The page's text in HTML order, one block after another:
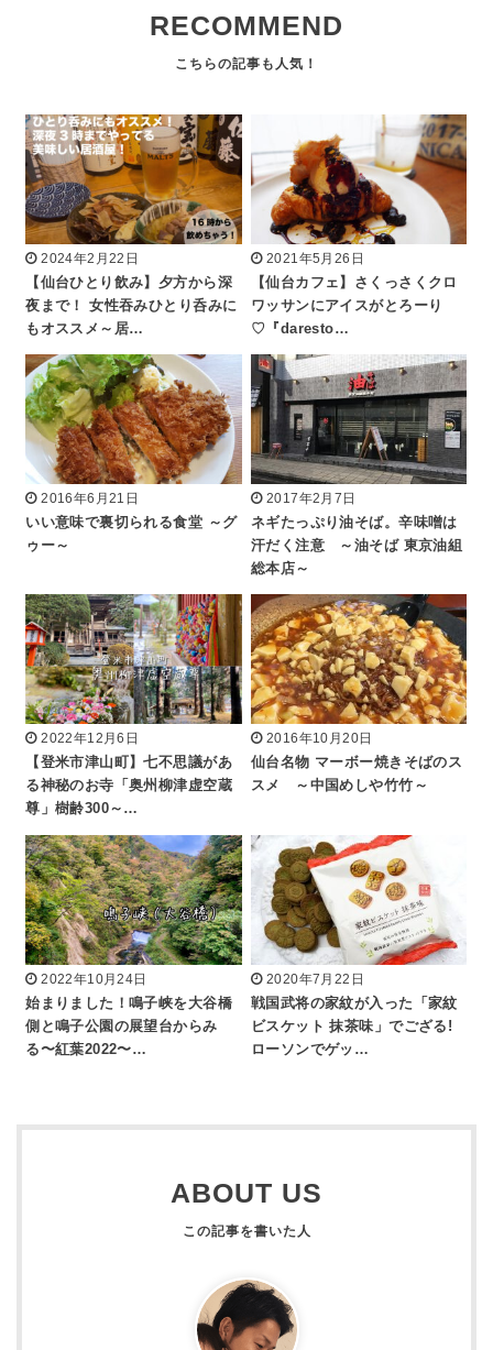
RECOMMEND
2024年2月22日
【仙台ひとり飲み】夕方から深
夜まで！ 女性吞みひとり呑みに
もオススメ～居…
2021年5月26日
【仙台カフェ】さくっさくクロ
ワッサンにアイスがとろーり
♡『daresto…
2016年6月21日
いい意味で裏切られる食堂 ～グ
ゥー～
2017年2月7日
ネギたっぷり油そば。辛味噌は
汗だく注意 ～油そば 東京油組
総本店～
2022年12月6日
【登米市津山町】七不思議があ
る神秘のお寺「奥州柳津虚空蔵
尊」樹齢300～…
2016年10月20日
仙台名物 マーボー焼きそばのス
スメ ～中国めしや竹竹～
2022年10月24日
始まりました！鳴子峡を大谷橋
側と鳴子公園の展望台からみ
る〜紅葉2022〜…
2020年7月22日
戦国武将の家紋が入った「家紋
ビスケット 抹茶味」でござる!
ローソンでゲッ…
ABOUT US